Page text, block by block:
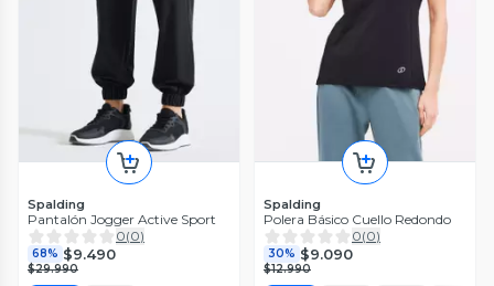
Spalding
Pantalón Jogger Active Sport
0(0)
68% $9.490
$29.990
Spalding
Polera Básico Cuello Redondo
0(0)
30% $9.090
$12.990